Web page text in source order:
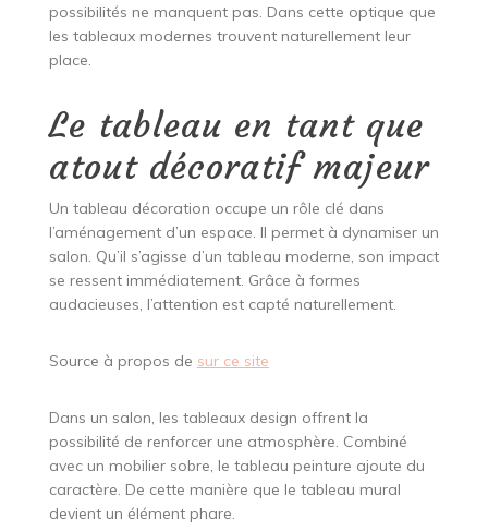
possibilités ne manquent pas. Dans cette optique que
les tableaux modernes trouvent naturellement leur
place.
Le tableau en tant que
atout décoratif majeur
Un tableau décoration occupe un rôle clé dans
l’aménagement d’un espace. Il permet à dynamiser un
salon. Qu’il s’agisse d’un tableau moderne, son impact
se ressent immédiatement. Grâce à formes
audacieuses, l’attention est capté naturellement.
Source à propos de sur ce site
Dans un salon, les tableaux design offrent la
possibilité de renforcer une atmosphère. Combiné
avec un mobilier sobre, le tableau peinture ajoute du
caractère. De cette manière que le tableau mural
devient un élément phare.